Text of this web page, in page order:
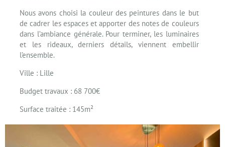
Nous avons choisi la couleur des peintures dans le but
de cadrer les espaces et apporter des notes de couleurs
dans l’ambiance générale. Pour terminer, les luminaires
et les rideaux, derniers détails, viennent embellir
l’ensemble.
Ville : Lille
Budget travaux : 68 700€
Surface traitée : 145m²